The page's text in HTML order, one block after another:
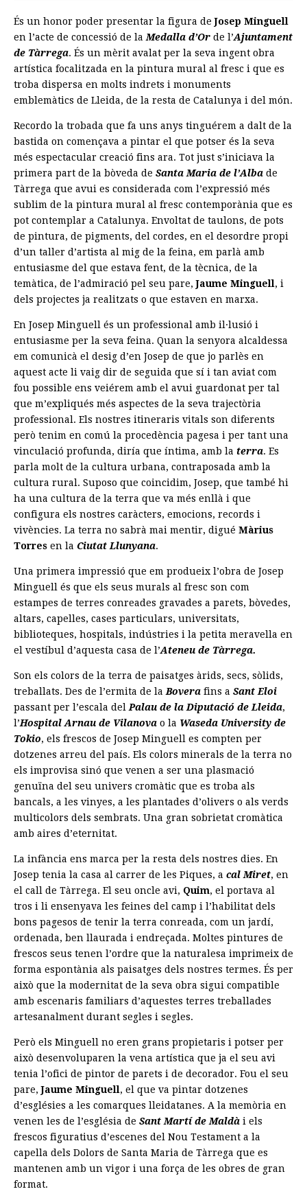
És un honor poder presentar la figura deJosep Minguell
en l’acte de concessió de la Medalla d’Or de l’Ajuntament
de Tàrrega. És un mèrit avalat per la seva ingent obra
artística focalitzada en la pintura mural al fresc i que es
troba dispersa en molts indrets i monuments
emblemàtics de Lleida, de la resta de Catalunya i del món.
Recordo la trobada que fa uns anys tinguérem a dalt de la
bastida on començava a pintar el que potser és la seva
més espectacular creació fins ara. Tot just s’iniciava la
primera part de la bòveda de Santa Maria de l’Alba de
Tàrrega que avui es considerada com l’expressió més
sublim de la pintura mural al fresc contemporània que es
pot contemplar a Catalunya. Envoltat de taulons, de pots
de pintura, de pigments, del cordes, en el desordre propi
d’un taller d’artista al mig de la feina, em parlà amb
entusiasme del que estava fent, de la tècnica, de la
temàtica, de l’admiració pel seu pare,Jaume Minguell, i
dels projectes ja realitzats o que estaven en marxa.
En Josep Minguell és un professional amb il·lusió i
entusiasme per la seva feina. Quan la senyora alcaldessa
em comunicà el desig d’en Josep de que jo parlès en
aquest acte li vaig dir de seguida que sí i tan aviat com
fou possible ens veiérem amb el avui guardonat per tal
que m’expliqués més aspectes de la seva trajectòria
professional. Els nostres itineraris vitals son diferents
però tenim en comú la procedència pagesa i per tant una
vinculació profunda, diría que íntima, amb la terra. Es
parla molt de la cultura urbana, contraposada amb la
cultura rural. Suposo que coincidim, Josep, que també hi
ha una cultura de la terra que va més enllà i que
configura els nostres caràcters, emocions, records i
vivències. La terra no sabrà mai mentir, digué Màrius
Torres en la Ciutat Llunyana.
Una primera impressió que em produeix l’obra de Josep
Minguell és que els seus murals al fresc son com
estampes de terres conreades gravades a parets, bòvedes,
altars, capelles, cases particulars, universitats,
biblioteques, hospitals, indústries i la petita meravella en
el vestíbul d’aquesta casa de l’Ateneu de Tàrrega.
Son els colors de la terra de paisatges àrids, secs, sòlids,
treballats. Des de l’ermita de la Bovera fins a Sant Eloi
passant per l’escala del Palau de la Diputació de Lleida,
l’Hospital Arnau de Vilanova o la Waseda University de
Tokio, els frescos de Josep Minguell es compten per
dotzenes arreu del país. Els colors minerals de la terra no
els improvisa sinó que venen a ser una plasmació
genuïna del seu univers cromàtic que es troba als
bancals, a les vinyes, a les plantades d’olivers o als verds
multicolors dels sembrats. Una gran sobrietat cromàtica
amb aires d’eternitat.
La infància ens marca per la resta dels nostres dies. En
Josep tenia la casa al carrer de les Piques, a cal Miret, en
el call de Tàrrega. El seu oncle avi, Quim, el portava al
tros i li ensenyava les feines del camp i l’habilitat dels
bons pagesos de tenir la terra conreada, com un jardí,
ordenada, ben llaurada i endreçada. Moltes pintures de
frescos seus tenen l’ordre que la naturalesa imprimeix de
forma espontània als paisatges dels nostres termes. És per
això que la modernitat de la seva obra sigui compatible
amb escenaris familiars d’aquestes terres treballades
artesanalment durant segles i segles.
Però els Minguell no eren grans propietaris i potser per
això desenvoluparen la vena artística que ja el seu avi
tenia l’ofici de pintor de parets i de decorador. Fou el seu
pare,Jaume Minguell, el que va pintar dotzenes
d’esglésies a les comarques lleidatanes. A la memòria en
venen les de l’església de Sant Martí de Maldà i els
frescos figuratius d’escenes del Nou Testament a la
capella dels Dolors de Santa Maria de Tàrrega que es
mantenen amb un vigor i una força de les obres de gran
format.